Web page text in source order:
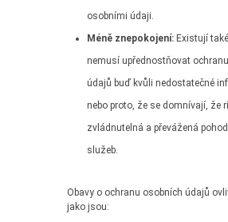
osobními údaji.
Méně znepokojení: Existují
nemusí upřednostňovat
údajů buď kvůli nedostatečné
nebo proto, že se domnívají, že
zvládnutelná a převážená
služeb.
Obavy o ochranu osobních údajů
jako jsou: